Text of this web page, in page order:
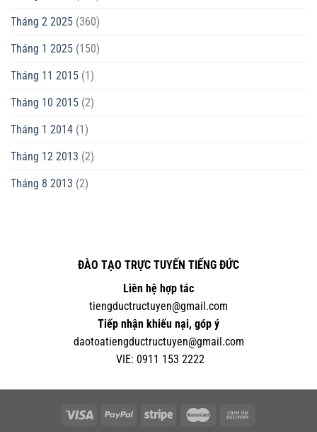
Tháng 2 2025 (360)
Tháng 1 2025 (150)
Tháng 11 2015 (1)
Tháng 10 2015 (2)
Tháng 1 2014 (1)
Tháng 12 2013 (2)
Tháng 8 2013 (2)
ĐÀO TẠO TRỰC TUYẾN TIẾNG ĐỨC
Liên hệ hợp tác
tiengductructuyen@gmail.com
Tiếp nhận khiếu nại, góp ý
daotoatiengductructuyen@gmail.com
VIE: 0911 153 2222